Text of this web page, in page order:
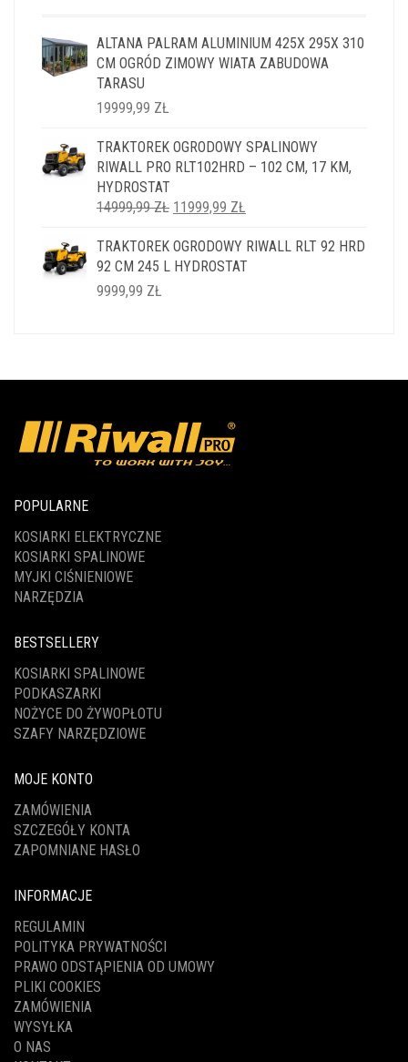
ALTANA PALRAM ALUMINIUM 425X 295X 310
CM OGRÓD ZIMOWY WIATA ZABUDOWA
TARASU
19999,99 ZŁ
TRAKTOREK OGRODOWY SPALINOWY
RIWALL PRO RLT102HRD – 102 CM, 17 KM,
HYDROSTAT
14999,99ZŁ PIERWOTNA
WYNOSIŁA:
14999,99 ZŁ.
11999,99 ZŁ
WYNOSI:
11999,99 ZŁ.
TRAKTOREK OGRODOWY RIWALL RLT 92 HRD
92 CM 245 L HYDROSTAT
9999,99 ZŁ
POPULARNE
KOSIARKI ELEKTRYCZNE
KOSIARKI SPALINOWE
MYJKI CIŚNIENIOWE
NARZĘDZIA
BESTSELLERY
KOSIARKI SPALINOWE
PODKASZARKI
NOŻYCE DO ŻYWOPŁOTU
SZAFY NARZĘDZIOWE
MOJE KONTO
ZAMÓWIENIA
SZCZEGÓŁY KONTA
ZAPOMNIANE HASŁO
INFORMACJE
REGULAMIN
POLITYKA PRYWATNOŚCI
PRAWO ODSTĄPIENIA OD UMOWY
PLIKI COOKIES
ZAMÓWIENIA
WYSYŁKA
O NAS